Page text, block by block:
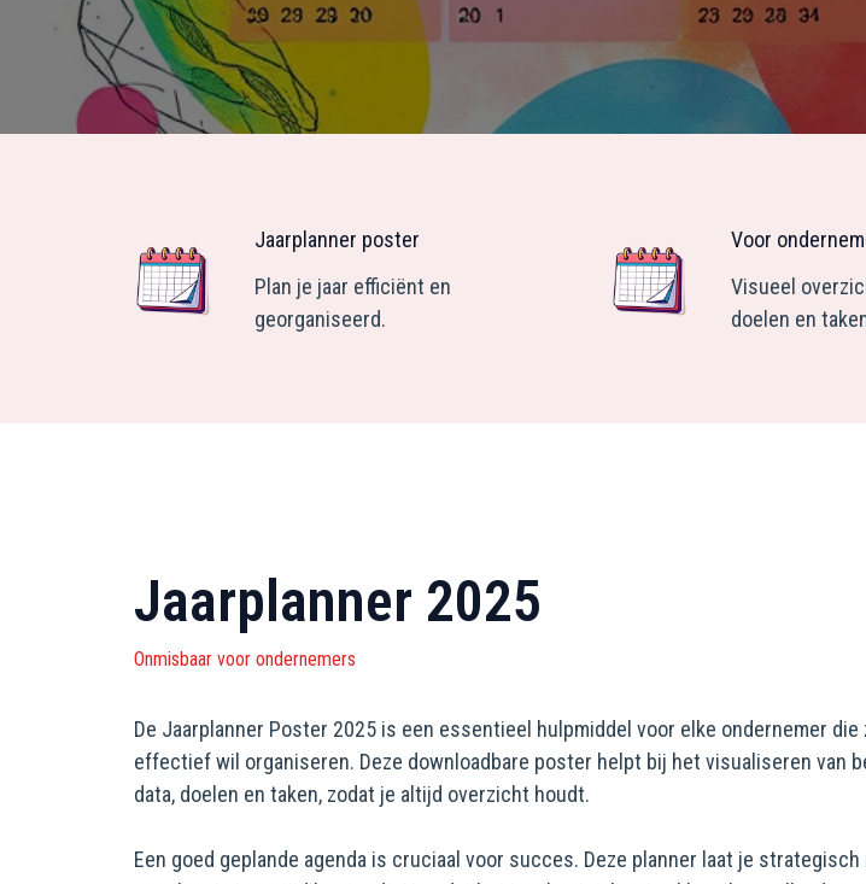
Jaarplanner poster
Plan je jaar efficiënt en
georganiseerd.
Voor
Visueel
doelen en
Jaarplanner 2025
Onmisbaar voor ondernemers
De Jaarplanner Poster 2025 is een essentieel hulpmiddel voor elke ondernemer die
effectief wil organiseren. Deze downloadbare poster helpt bij het visualiseren van
data, doelen en taken, zodat je altijd overzicht houdt.
Een goed geplande agenda is cruciaal voor succes. Deze planner laat je strategisch